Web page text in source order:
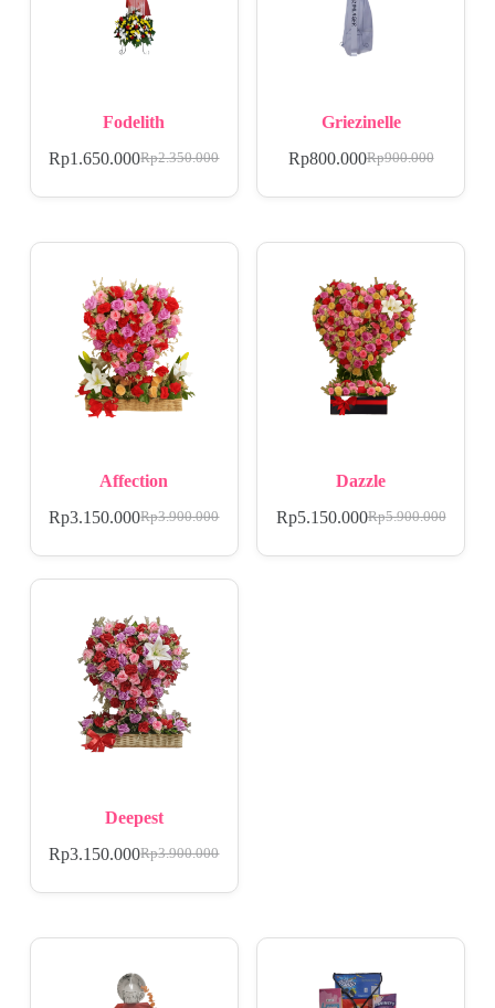
Fodelith
Rp2.350.000
Rp1.650.000
Griezinelle
Rp900.000
Rp800.000
Affection
Rp3.900.000
Rp3.150.000
Dazzle
Rp5.900.000
Rp5.150.000
Deepest
Rp3.900.000
Rp3.150.000